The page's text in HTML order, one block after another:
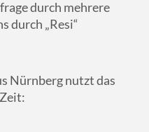
durch mehrere
durch „Resi“
Nürnberg nutzt das